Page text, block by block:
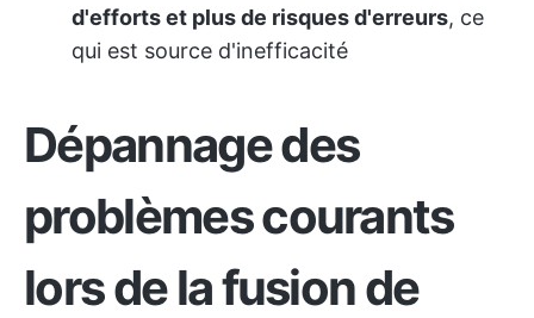
d'efforts et plus de risques d'erreurs, ce
qui est source d'inefficacité
Dépannage des
problèmes courants
lors de la fusion de